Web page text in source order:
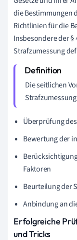
die Bestimmungen
Richtlinien für die
Insbesondere der §
Strafzumessung
Die seitlichen
Überprüfung
Bewertung der
Faktoren
Beurteilung der
Anbindung an
Erfolgreiche
und Tricks